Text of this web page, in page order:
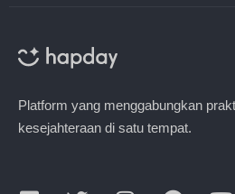
Platform yang menggabungkan
kesejahteraan di satu tempat.